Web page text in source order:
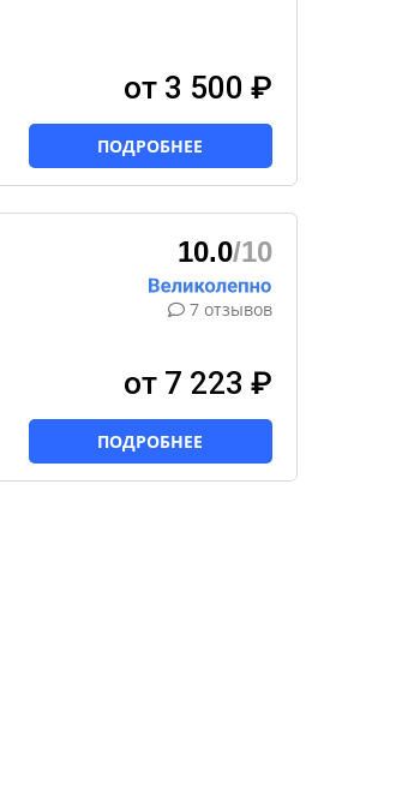
от 3 500 ₽
ПОДРОБНЕЕ
10.0/10
7 отзывов
от 7 223 ₽
ПОДРОБНЕЕ